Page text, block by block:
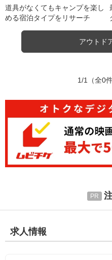
道具がなくてもキャンプを楽し
める宿泊タイプをリサーチ
アウトド
1/1 （全0
求人情報